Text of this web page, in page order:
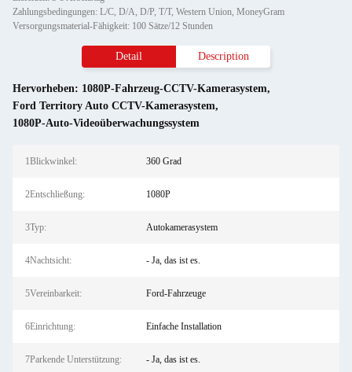
Zahlungsbedingungen: L/C, D/A, D/P, T/T, Western Union, MoneyGram
Versorgungsmaterial-Fähigkeit: 100 Sätze/12 Stunden
Detail Description
Hervorheben: 1080P-Fahrzeug-CCTV-Kamerasystem,
Ford Territory Auto CCTV-Kamerasystem,
1080P-Auto-Videoüberwachungssystem
1Blickwinkel: 360 Grad
2Entschließung: 1080P
3Typ: Autokamerasystem
4Nachtsicht: - Ja, das ist es.
5Vereinbarkeit: Ford-Fahrzeuge
6Einrichtung: Einfache Installation
7Parkende Unterstützung: - Ja, das ist es.